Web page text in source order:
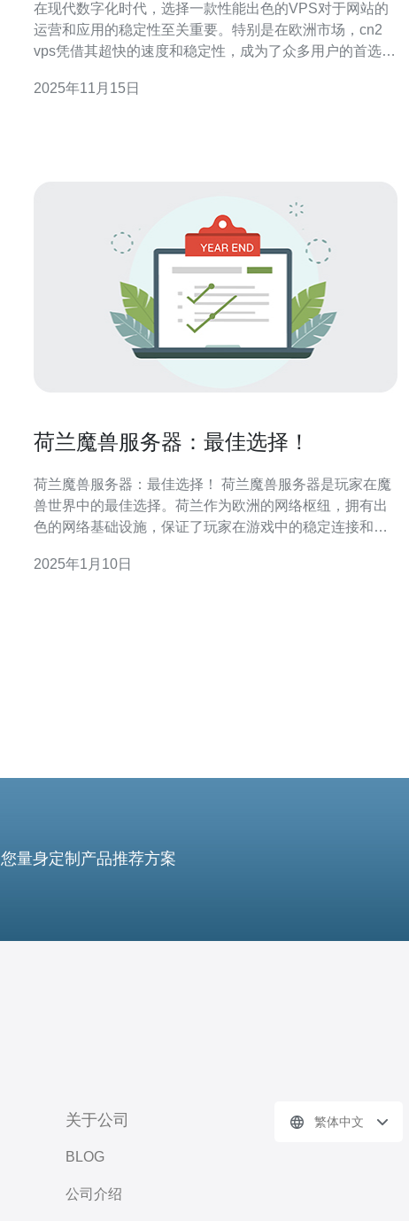
在现代数字化时代，选择一款性能出色的VPS对于网站的
运营和应用的稳定性至关重要。特别是在欧洲市场，cn2
vps凭借其超快的速度和稳定性，成为了众多用户的首选。
助你做出明智的决策。 欧洲 cn2 vps的优势是什么？ 欧洲
2025年11月15日
荷兰魔兽服务器：最佳选择！
荷兰魔兽服务器：最佳选择！ 荷兰魔兽服务器是玩家在魔
兽世界中的最佳选择。荷兰作为欧洲的网络枢纽，拥有出
色的网络基础设施，保证了玩家在游戏中的稳定连接和低
什么它是玩家的最佳选择。 荷兰魔兽服务器以其稳定的连
2025年1月10日
量身定制产品推荐方案
关于公司
BLOG
公司介绍
繁体中文